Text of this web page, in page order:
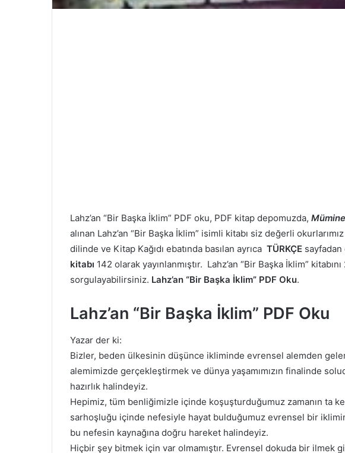
Lahz’an “Bir Başka İklim” PDF oku, PDF kitap depomuzda,
alınan Lahz’an “Bir Başka İklim” isimli kitabı siz değerli
dilinde ve Kitap Kağıdı ebatında basılan ayrıca TÜRKÇE sayfadan
kitabı 142 olarak yayınlanmıştır. Lahz’an “Bir Başka İklim”
sorgulayabilirsiniz. Lahz’an “Bir Başka İklim” PDF Oku.
Lahz’an “Bir Başka İklim” PDF Oku
Yazar der ki:
Bizler, beden ülkesinin düşünce ikliminde evrensel alemden
alemimizde gerçekleştirmek ve dünya yaşamımızın finalinde
hazırlık halindeyiz.
Hepimiz, tüm benliğimizle içinde koşuşturduğumuz zamanın ta
sarhoşluğu içinde nefesiyle hayat bulduğumuz evrensel bir
bu nefesin kaynağına doğru hareket halindeyiz.
Hiçbir şey bitmek için var olmamıştır. Evrensel dokuda bir ilmek